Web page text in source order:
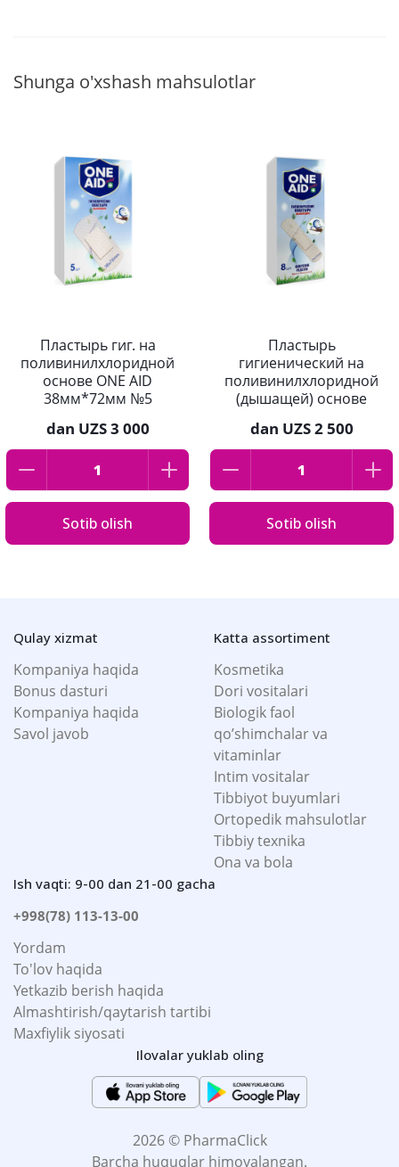
Shunga o'xshash mahsulotlar
Пластырь гиг. на
поливинилхлоридной
основе ONE AID
38мм*72мм №5
dan UZS 3 000
Sotib olish
Пластырь
гигиенический на
поливинилхлоридной
(дышащей) основе
№8
dan UZS 2 500
Sotib olish
Qulay xizmat
Kompaniya haqida
Bonus dasturi
Kompaniya haqida
Savol javob
Katta assortiment
Kosmetika
Dori vositalari
Biologik faol
qo’shimchalar va
vitaminlar
Intim vositalar
Tibbiyot buyumlari
Ortopedik mahsulotlar
Tibbiy texnika
Ona va bola
Ish vaqti: 9-00 dan 21-00 gacha
+998(78) 113-13-00
Yordam
To'lov haqida
Yetkazib berish haqida
Almashtirish/qaytarish tartibi
Maxfiylik siyosati
Ilovalar yuklab oling
2026 © PharmaClick
Barcha huquqlar himoyalangan.